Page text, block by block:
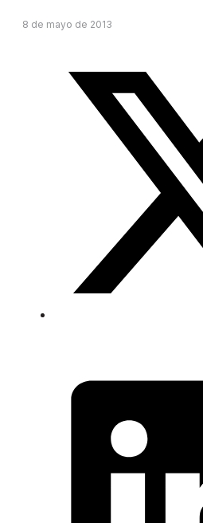
8 de mayo de 2013